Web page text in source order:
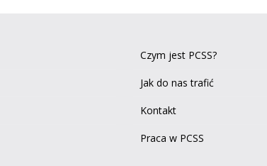
Czym jest PCSS?
Jak do nas trafić
Kontakt
Praca w PCSS